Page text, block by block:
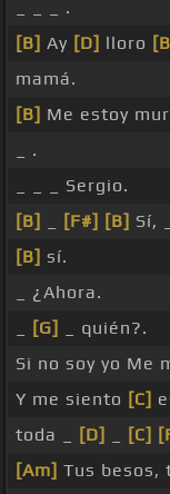
_ _ _ .
[B] Ay [D] lloro
mamá.
[B] Me estoy
_ .
_ _ _ Sergio.
[B]
[F#] [B] Sí,
[B] sí.
_ ¿Ahora.
[G]
_ quién?.
Si no soy yo Me
Y me siento [C]
toda _
[D] [C]
[Am] Tus besos,